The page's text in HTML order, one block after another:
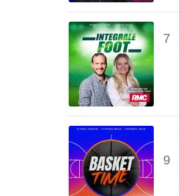
7
9